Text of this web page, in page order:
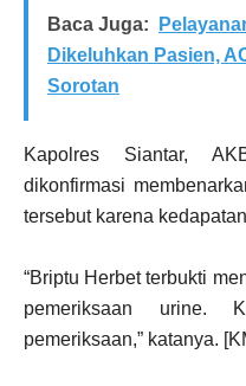
Baca Juga:
Dikeluhkan Pasien,
Sorotan
Kapolres Siantar,
dikonfirmasi
tersebut karena
“Briptu Herbet terbukti
pemeriksaan urine.
pemeriksaan,” katanya.